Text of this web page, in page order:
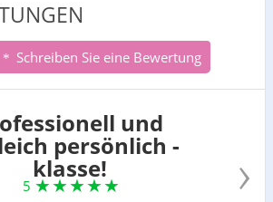
Schreiben Sie eine Bewertung
und
persönlich -
klasse!
5 ›